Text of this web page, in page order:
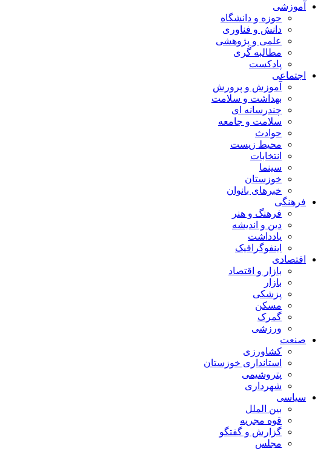
آموزشی
حوزه و دانشگاه
دانش و فناوری
علمی و پژوهشی
مطالبه گری
پادکست
اجتماعی
آموزش و پرورش
بهداشت و سلامت
چندرسانه ای
سلامت و جامعه
حوادث
محیط زیست
انتخابات
سینما
خوزستان
خبرهای بانوان
فرهنگی
فرهنگ و هنر
دین و اندیشه
یادداشت
اینفوگرافیک
اقتصادی
بازار و اقتصاد
بازار
پزشکی
مسکن
گمرک
ورزشی
صنعت
کشاورزی
استانداری خوزستان
پتروشیمی
شهرداری
سیاسی
بین الملل
قوه مجریه
گزارش و گفتگو
مجلس